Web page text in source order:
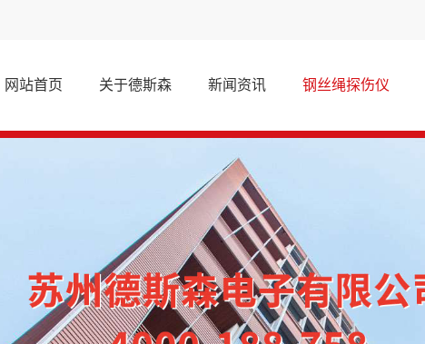
网站首页 关于德斯森 新闻资讯 钢丝绳探伤仪